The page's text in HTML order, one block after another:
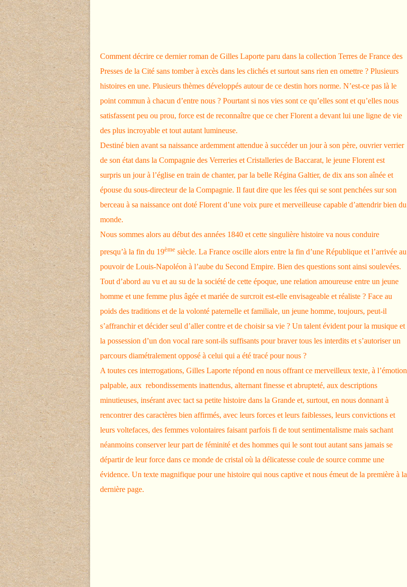
Comment décrire ce dernier roman de Gilles Laporte paru dans la collection Terres de France des
Presses de la Cité sans tomber à excès dans les clichés et surtout sans rien en omettre ? Plusieurs
histoires en une. Plusieurs thèmes développés autour de ce destin hors norme. N’est-ce pas là le
point commun à chacun d’entre nous ? Pourtant si nos vies sont ce qu’elles sont et qu’elles nous
satisfassent peu ou prou, force est de reconnaître que ce cher Florent a devant lui une ligne de vie
des plus incroyable et tout autant lumineuse.
Destiné bien avant sa naissance ardemment attendue à succéder un jour à son père, ouvrier verrier
de son état dans la Compagnie des Verreries et Cristalleries de Baccarat, le jeune Florent est
surpris un jour à l’église en train de chanter, par la belle Régina Galtier, de dix ans son aînée et
épouse du sous-directeur de la Compagnie. Il faut dire que les fées qui se sont penchées sur son
berceau à sa naissance ont doté Florent d’une voix pure et merveilleuse capable d’attendrir bien du
monde.
Nous sommes alors au début des années 1840 et cette singulière histoire va nous conduire
presqu’à la fin du 19ème siècle. La France oscille alors entre la fin d’une République et l’arrivée au
pouvoir de Louis-Napoléon à l’aube du Second Empire. Bien des questions sont ainsi soulevées.
Tout d’abord au vu et au su de la société de cette époque, une relation amoureuse entre un jeune
homme et une femme plus âgée et mariée de surcroit est-elle envisageable et réaliste ? Face au
poids des traditions et de la volonté paternelle et familiale, un jeune homme, toujours, peut-il
s’affranchir et décider seul d’aller contre et de choisir sa vie ? Un talent évident pour la musique et
la possession d’un don vocal rare sont-ils suffisants pour braver tous les interdits et s’autoriser un
parcours diamétralement opposé à celui qui a été tracé pour nous ?
A toutes ces interrogations, Gilles Laporte répond en nous offrant ce merveilleux texte, à l’émotion
palpable, aux rebondissements inattendus, alternant finesse et abrupteté, aux descriptions
minutieuses, insérant avec tact sa petite histoire dans la Grande et, surtout, en nous donnant à
rencontrer des caractères bien affirmés, avec leurs forces et leurs faiblesses, leurs convictions et
leurs voltefaces, des femmes volontaires faisant parfois fi de tout sentimentalisme mais sachant
néanmoins conserver leur part de féminité et des hommes qui le sont tout autant sans jamais se
départir de leur force dans ce monde de cristal où la délicatesse coule de source comme une
évidence. Un texte magnifique pour une histoire qui nous captive et nous émeut de la première à la
dernière page.